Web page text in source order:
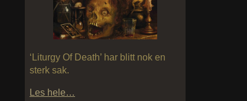
‘Liturgy Of Death’ har blitt nok en
sterk sak.
Les hele…